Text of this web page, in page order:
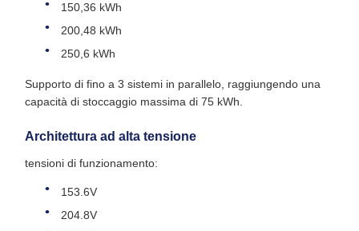
150,36 kWh
200,48 kWh
250,6 kWh
Supporto di fino a 3 sistemi in parallelo, raggiungendo una
capacità di stoccaggio massima di 75 kWh.
Architettura ad alta tensione
tensioni di funzionamento:
153.6V
204.8V